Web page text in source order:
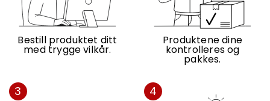
Bestill produktet ditt
med trygge vilkår.
Produktene dine
kontrolleres og
pakkes.
3 4